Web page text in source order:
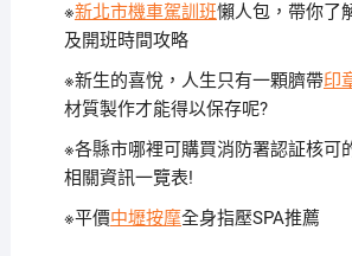
※新北市機車駕訓班懶人包，帶你了
及開班時間攻略
※新生的喜悅，人生只有一顆臍帶印
材質製作才能得以保存呢?
※各縣市哪裡可購買消防署認証核可
相關資訊一覽表!
※平價中壢按摩全身指壓SPA推薦